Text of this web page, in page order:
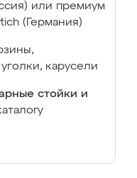
или премиум
(Германия)
карусели
стойки и